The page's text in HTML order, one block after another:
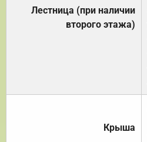
Лестница (при наличии
второго этажа)
Крыша